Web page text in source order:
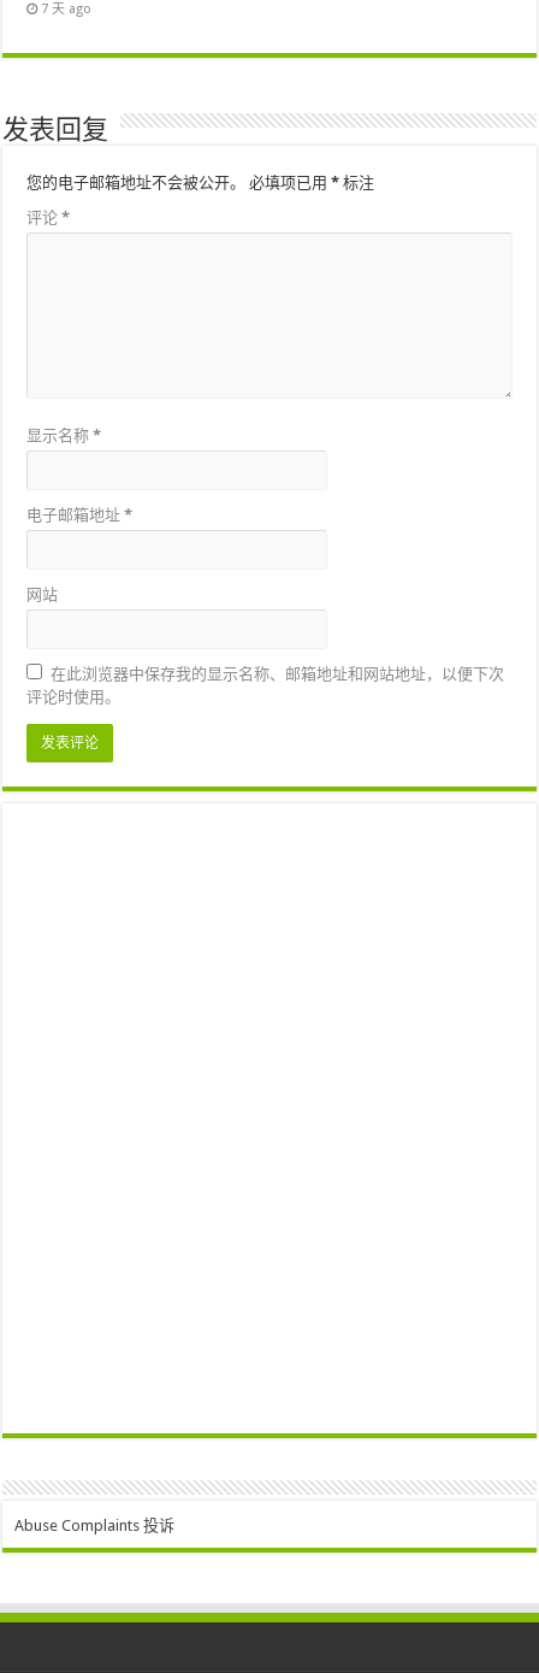
7 天 ago
发表回复
您的电子邮箱地址不会被公开。 必填项已用* 标注
评论*
显示名称*
电子邮箱地址*
网站
在此浏览器中保存我的显示名称、邮箱地址和网站地址，以便下次
评论时使用。
Abuse Complaints 投诉